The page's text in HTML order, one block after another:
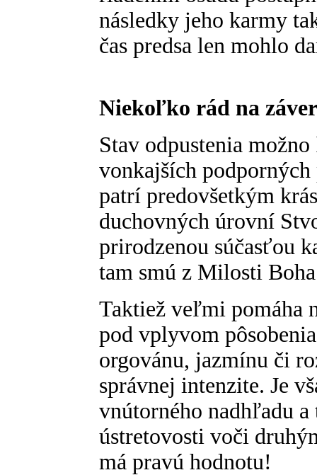
následky jeho karmy
čas predsa len mohlo
Niekoľko rád na záver
Stav odpustenia
vonkajších
patrí predovšetkým
duchovných úrovní
prirodzenou súčasťou
tam smú z Milosti
Taktiež veľmi pomáha
pod vplyvom
orgovánu, jazmínu či
správnej intenzite. Je
vnútorného nadhľadu
ústretovosti voči
má pravú hodnotu!